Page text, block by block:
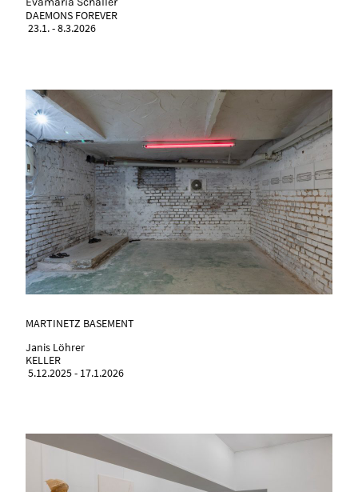
DAEMONS FOREVER
23.1. - 8.3.2026
MARTINETZ BASEMENT
Janis Löhrer
KELLER
5.12.2025 - 17.1.2026